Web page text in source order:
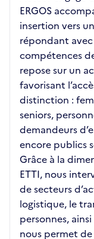
ERGOS
insertion vers
répondant avec
compétences
repose sur un
favorisant
distinction :
seniors,
demandeurs
encore publics
Grâce à la
ETTI, nous
de secteurs
logistique, le
personnes,
nous permet